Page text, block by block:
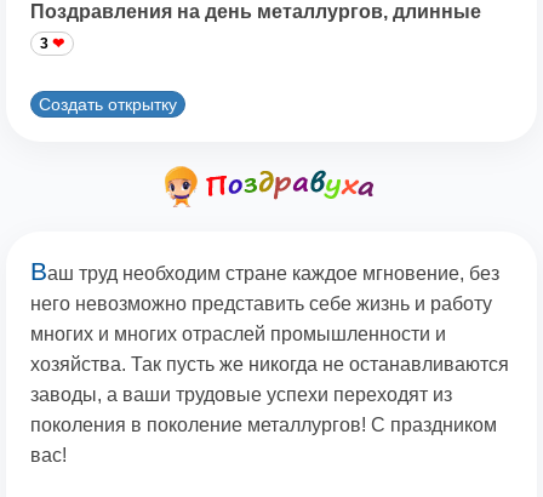
Поздравления на день металлургов, длинные
3
Создать открытку
Ваш труд необходим стране каждое мгновение, без
него невозможно представить себе жизнь и работу
многих и многих отраслей промышленности и
хозяйства. Так пусть же никогда не останавливаются
заводы, а ваши трудовые успехи переходят из
поколения в поколение металлургов! С праздником
вас!